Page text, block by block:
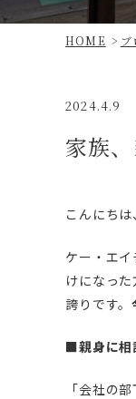
ー
HOME ブ
2024.4.9
家族
こんにちは
ケー・エ
けになっ
誇りです。
■親身に相
「会社の